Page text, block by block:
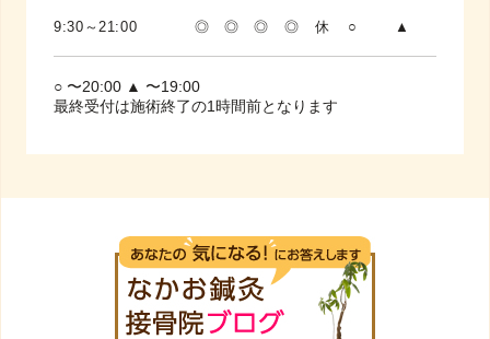
9:30～21:00 ◎ ◎ ◎ ◎ 休 ○ ▲
○ 〜20:00 ▲ 〜19:00
最終受付は施術終了の1時間前となります